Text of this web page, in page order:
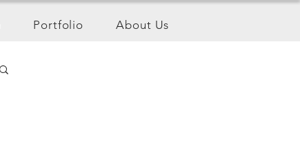
Portfolio About Us